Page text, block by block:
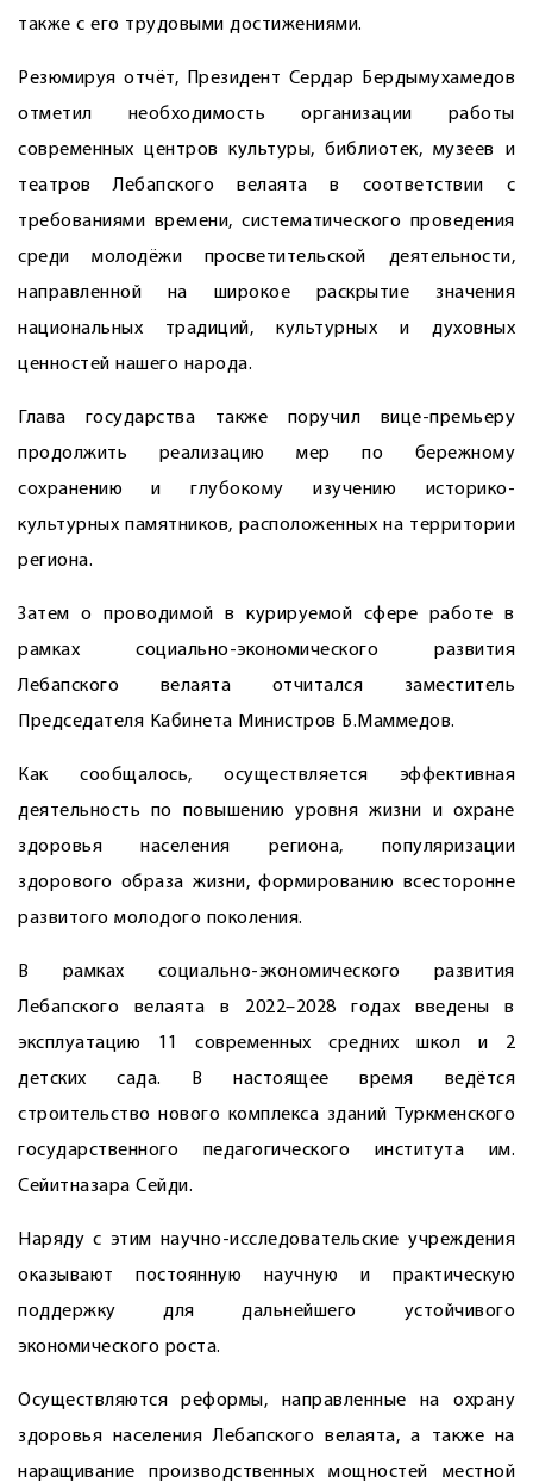
также с его трудовыми достижениями.
Резюмируя отчёт, Президент Сердар Бердымухамедов
отметил необходимость организации работы
современных центров культуры, библиотек, музеев и
театров Лебапского велаята в соответствии с
требованиями времени, систематического проведения
среди молодёжи просветительской деятельности,
направленной на широкое раскрытие значения
национальных традиций, культурных и духовных
ценностей нашего народа.
Глава государства также поручил вице-премьеру
продолжить реализацию мер по бережному
сохранению и глубокому изу­чению историко-
культурных памятников, расположенных на территории
региона.
Затем о проводимой в курируемой сфере работе в
рамках социально-экономического развития
Лебапского велаята отчитался заместитель
Председателя Кабинета Министров Б.Маммедов.
Как сообщалось, осуществляется эффективная
деятельность по повышению уровня жизни и охране
здоровья населения региона, популяризации
здорового образа жизни, формированию всесторонне
развитого молодого поколения.
В рамках социально-экономического развития
Лебапского велаята в 2022–2028 годах введены в
эксплуатацию 11 современных средних школ и 2
детских сада. В настоящее время ведётся
строительство нового комплекса зданий Туркменского
государственного педагогического института им.
Сейитназара Сейди.
Наряду с этим научно-исследовательские учреждения
оказывают постоянную научную и практическую
поддержку для дальнейшего устойчивого
экономического роста.
Осуществляются реформы, направленные на охрану
здоровья населения Лебапского велаята, а также на
наращивание производственных мощностей местной